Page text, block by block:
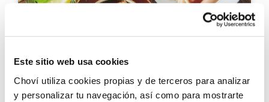
Este sitio web usa cookies
Choví utiliza cookies propias y de terceros para analizar
y personalizar tu navegación, así como para mostrarte